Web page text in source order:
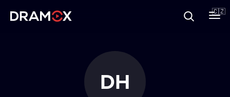
🇨🇿
DH